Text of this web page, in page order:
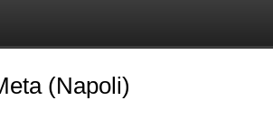
(Napoli)